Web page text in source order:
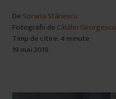
De Sorana Stănescu
Fotografii de Cătălin Georgescu
Timp de citire: 4 minute
19 mai 2019